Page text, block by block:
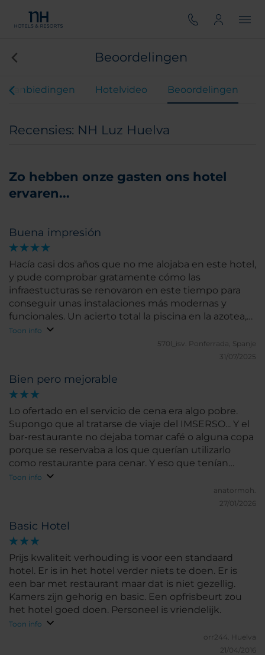
Beoordelingen
Aanbiedingen Hotelvideo Beoordelingen
Recensies: NH Luz Huelva
Zo hebben onze gasten ons hotel
ervaren...
Basic Hotel
Prijs kwaliteit verhouding is voor een standaard
hotel. Er is in het hotel verder niets te doen. Er is
een bar met restaurant maar dat is niet gezellig.
Kamers zijn gehorig en basic. Een opfrisbeurt zou
het hotel goed doen. Personeel is vriendelijk.
Toon info
orr244. Huelva
21/04/2016
Buena impresión
Hacía casi dos años que no me alojaba en este hotel,
y pude comprobar gratamente cómo las
infraestucturas se renovaron en este tiempo para
conseguir unas instalaciones más modernas y
funcionales. Un acierto total la piscina en la azotea,
especialmente en una temporada tan calurosa.
Como elementos a mejorar, las puertas de las
habitaciones se merecen ya una renovación, al igual
también debería estar mejor equipado. Y por último,
deberían dar más protagonismo a las terrazas de las
habitaciones.
Toon info
570l_isv.
Ponferrada, Spanje
31/07/2025
Bien pero mejorable
Lo ofertado en el servicio de cena era algo pobre.
Supongo que al tratarse de viaje del IMSERSO... Y el
bar-restaurante no dejaba tomar café o alguna copa
porque se reservaba a los que querían utilizarlo
como restaurante para cenar. Y eso que tenían
publicitado el poder ver las competiciones de futbol
Toon info
anatormoh.
27/01/2026